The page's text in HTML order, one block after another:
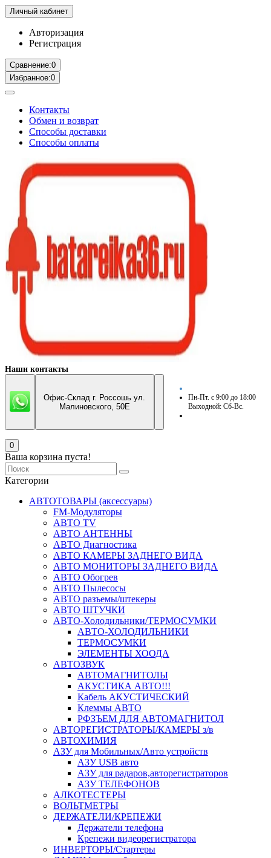
Личный кабинет
Авторизация
Регистрация
Сравнение:0
Избранное:0
Контакты
Обмен и возврат
Способы доставки
Способы оплаты
Наши контакты
Офис-Склад г. Россошь ул.
Малиновского, 50Е
Пн-Пт. с 9:00 до 18:00
Выходной: Сб-Вс.
0
Ваша корзина пуста!
Категории
АВТОТОВАРЫ (аксессуары)
FM-Модуляторы
АВТО TV
АВТО АНТЕННЫ
АВТО Диагностика
АВТО КАМЕРЫ ЗАДНЕГО ВИДА
АВТО МОНИТОРЫ ЗАДНЕГО ВИДА
АВТО Обогрев
АВТО Пылесосы
АВТО разъемы/штекеры
АВТО ШТУЧКИ
АВТО-Холодильники/ТЕРМОСУМКИ
АВТО-ХОЛОДИЛЬНИКИ
ТЕРМОСУМКИ
ЭЛЕМЕНТЫ ХООДА
АВТОЗВУК
АВТОМАГНИТОЛЫ
АКУСТИКА АВТО!!!
Кабель АКУСТИЧЕСКИЙ
Клеммы АВТО
РФЗЪЕМ ДЛЯ АВТОМАГНИТОЛ
АВТОРЕГИСТРАТОРЫ/КАМЕРЫ з/в
АВТОХИМИЯ
АЗУ для Мобильных/Авто устройств
АЗУ USB авто
АЗУ для радаров,авторегистраторов
АЗУ ТЕЛЕФОНОВ
АЛКОТЕСТЕРЫ
ВОЛЬТМЕТРЫ
ДЕРЖАТЕЛИ/КРЕПЕЖИ
Держатели телефона
Крепежи видеорегистратора
ИНВЕРТОРЫ/Стартеры